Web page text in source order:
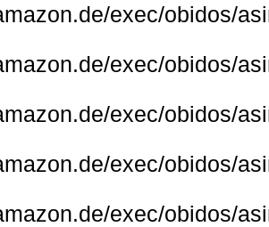
exec/obidos/
exec/obidos/
exec/obidos/
exec/obidos/
exec/obidos/